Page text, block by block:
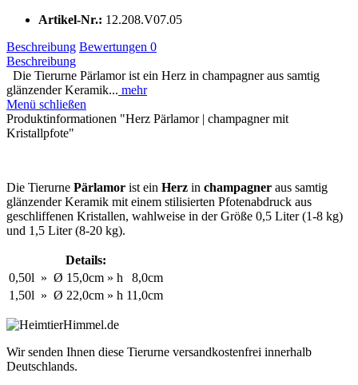
Artikel-Nr.: 12.208.V07.05
Beschreibung Bewertungen 0
Beschreibung
Die Tierurne Pärlamor ist ein Herz in champagner aus samtig
glänzender Keramik... mehr
Menü schließen
Produktinformationen "Herz Pärlamor | champagner mit
Kristallpfote"
Die Tierurne Pärlamor ist ein Herz in champagner aus samtig
glänzender Keramik mit einem stilisierten Pfotenabdruck aus
geschliffenen Kristallen, wahlweise in der Größe 0,5 Liter (1-8 kg)
und 1,5 Liter (8-20 kg).
Details:
0,50l » Ø 15,0cm » h
8,0cm
1,50l » Ø 22,0cm » h 11,0cm
Wir senden Ihnen diese Tierurne versandkostenfrei innerhalb
Deutschlands.